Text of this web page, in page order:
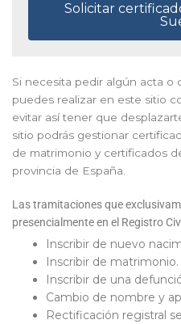
Solicitar
Si necesita pedir algún acta o
puedes realizar en este sitio
evitar así tener que
sitio podrás gestionar
de matrimonio y certificados
provincia de España.
Las tramitaciones que
presencialmente en el Registro
Inscribir de nuevo
Inscribir de matrimonio.
Inscribir de una
Cambio de nombre y
Rectificación registral